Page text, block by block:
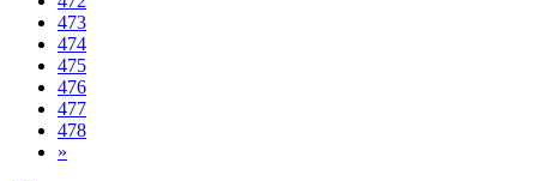
473
474
475
476
477
478
»